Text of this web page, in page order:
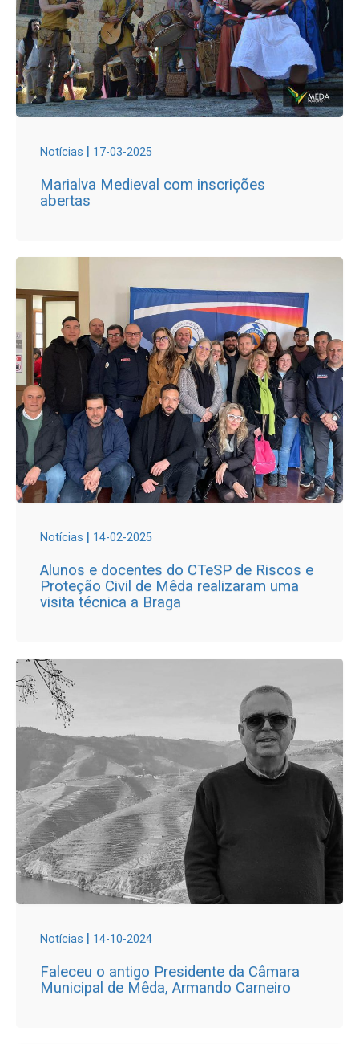
Notícias | 17-03-2025
Marialva Medieval com inscrições
abertas
Notícias | 14-02-2025
Alunos e docentes do CTeSP de Riscos e
Proteção Civil de Mêda realizaram uma
visita técnica a Braga
Notícias | 14-10-2024
Faleceu o antigo Presidente da Câmara
Municipal de Mêda, Armando Carneiro